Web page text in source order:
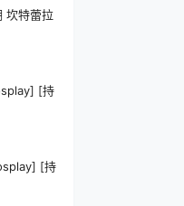
坎特蕾拉
[持
[持